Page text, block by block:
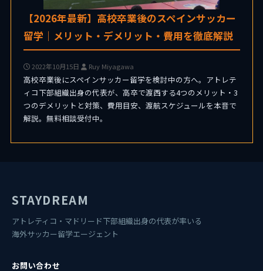
【2026年最新】高校卒業後のスペインサッカー
留学｜メリット・デメリット・費用を徹底解説
2022年10月15日 Ruy Miyagawa
高校卒業後にスペインサッカー留学を検討中の方へ。アトレテ
ィコ下部組織出身の代表が、高卒で渡西する4つのメリット・3
つのデメリットと対策、費用目安、渡航スケジュールを本音で
解説。無料相談受付中。
STAYDREAM
アトレティコ・マドリード下部組織出身の代表が率いる
海外サッカー留学エージェント
お問い合わせ